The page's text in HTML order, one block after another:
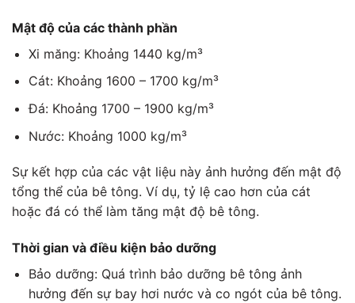
Mật độ của các thành phần
Xi măng: Khoảng 1440 kg/m³
Cát: Khoảng 1600 – 1700 kg/m³
Đá: Khoảng 1700 – 1900 kg/m³
Nước: Khoảng 1000 kg/m³
Sự kết hợp của các vật liệu này ảnh hưởng đến mật độ
tổng thể của bê tông. Ví dụ, tỷ lệ cao hơn của cát
hoặc đá có thể làm tăng mật độ bê tông.
Thời gian và điều kiện bảo dưỡng
Bảo dưỡng: Quá trình bảo dưỡng bê tông ảnh
hưởng đến sự bay hơi nước và co ngót của bê tông.